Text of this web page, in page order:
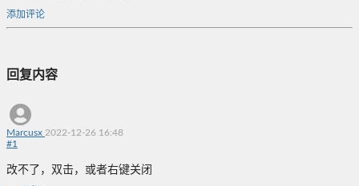
添加评论
回复内容
Marcusx 2022-12-26 16:48
#1
改不了，双击，或者右键关闭